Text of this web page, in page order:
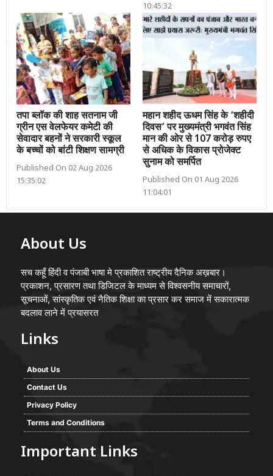
10:45:32
तपा ब्लॉक की शाह सतनाम जी
ग्रीन एस वेलफेयर कमेटी की
सेवादार बहनों ने सरकारी स्कूल
के बच्चों को बांटी शिक्षण सामग्री
Published On 02 Aug 2026
15:35:02
महान शहीद ऊधम सिंह के ‘शहीदी
दिवस’ पर मुख्यमंत्री भगवंत सिंह
मान की ओर से 107 करोड़ रुपए
से अधिक के विकास प्रोजेक्ट
सुनाम को समर्पित
Published On 01 Aug 2026
11:04:01
About Us
सच कहूँ हिंदी व पंजाबी भाषा मे प्रकाशित राष्ट्रीय दैनिक अख़बार।
प्रकाशन, प्रसारण तथा डिजिटल के माध्यम से विश्वसनीय समाचारों,
सूचनाओं, सांस्कृतिक एवं नैतिक शिक्षा का प्रसार कर समाज में सकारात्मक
बदलाव लाने में प्रयासरत
Links
About Us
Contact Us
Privacy Policy
Terms and Conditions
Important Links